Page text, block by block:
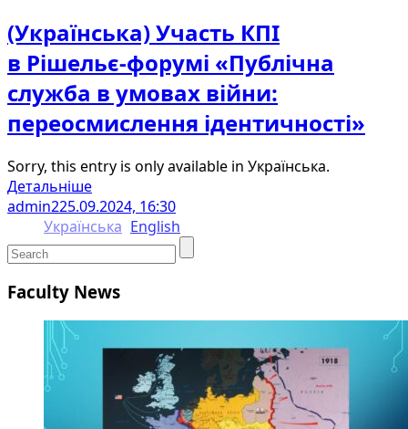
(Українська) Участь КПІ
в Рішельє-форумі «Публічна
служба в умовах війни:
переосмислення ідентичності»
Sorry, this entry is only available in Українська.
Детальніше
admin225.09.2024, 16:30
Українська English
Faculty News